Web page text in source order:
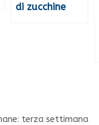
di zucchine
terza settimana